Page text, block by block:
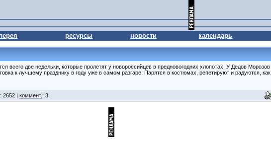
ресурсы новости календарь
всего две недельки, которые пролетят у новороссийцев в предновогодних хлопотах. У Дедов Морозов
к лучшему празднику в году уже в самом разгаре. Парятся в костюмах, репетируют и радуются, как
2652 | коммент. : 3